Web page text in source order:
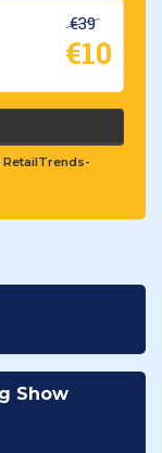
€39
€10
Show